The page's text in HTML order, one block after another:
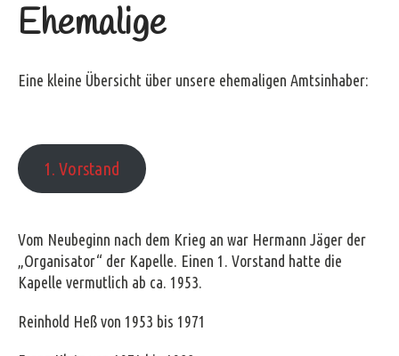
Ehemalige
Eine kleine Übersicht über unsere ehemaligen Amtsinhaber:
1. Vorstand
Vom Neubeginn nach dem Krieg an war Hermann Jäger der
„Organisator“ der Kapelle. Einen 1. Vorstand hatte die
Kapelle vermutlich ab ca. 1953.
Reinhold Heß von 1953 bis 1971